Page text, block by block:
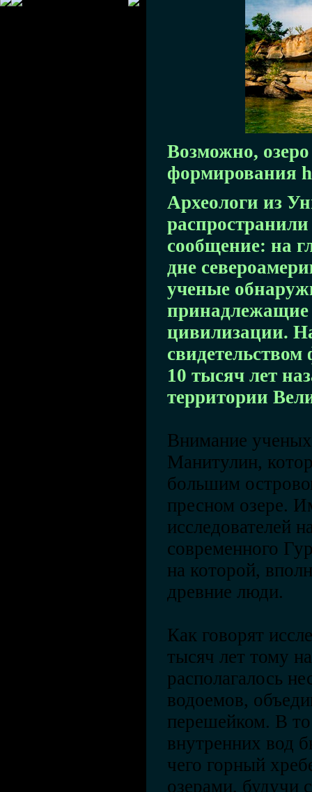
Возможно,
формирования
Археологи из
сообщение: на
дне
ученые
принадлежащие
цивилизации.
10 тысяч лет
территории
Внимание
Манитулин,
большим
пресном озере.
исследователей
современного
на которой,
древние люди.
Как говорят
тысяч лет тому
располагалось
водоемов,
перешейком. В
внутренних вод
чего горный
озерами, будучи